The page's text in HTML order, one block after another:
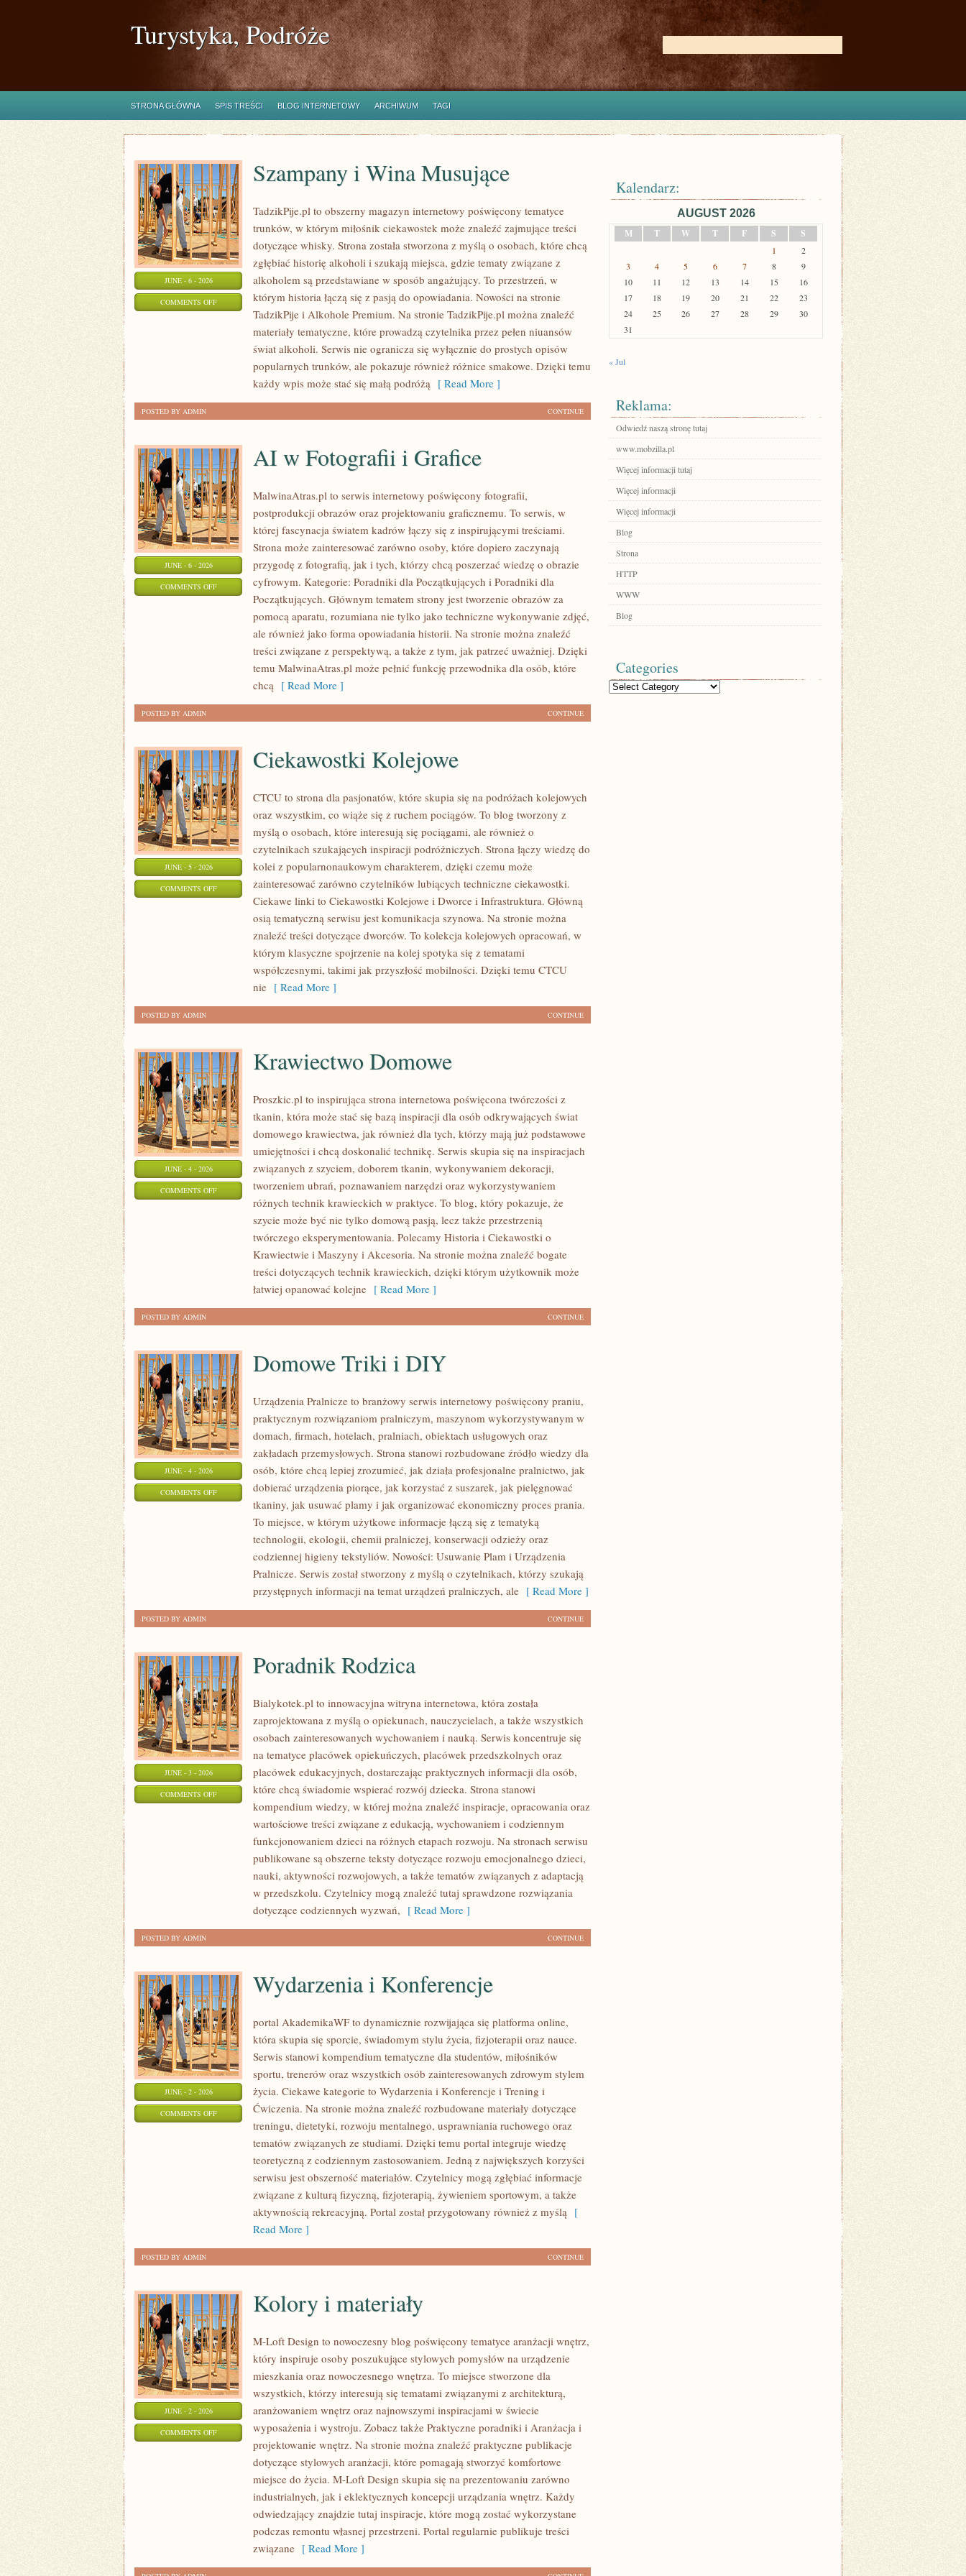
Turystyka, Podróże
STRONA GŁÓWNA SPIS TREŚCI BLOG INTERNETOWY ARCHIWUM TAGI
JUNE - 6 - 2026
COMMENTS OFFON
SZAMPANY
Szampany i Wina Musujące
TadzikPije.pl to obszerny magazyn internetowy poświęcony tematyce
trunków, w którym miłośnik ciekawostek może znaleźć zajmujące treści
dotyczące whisky. Strona została stworzona z myślą o osobach, które chcą
zgłębiać historię alkoholi i szukają miejsca, gdzie tematy związane z
alkoholem są przedstawiane w sposób angażujący. To przestrzeń, w
którym historia łączą się z pasją do opowiadania. Nowości na stronie
TadzikPije i Alkohole Premium. Na stronie TadzikPije.pl można znaleźć
materiały tematyczne, które prowadzą czytelnika przez pełen niuansów
świat alkoholi. Serwis nie ogranicza się wyłącznie do prostych opisów
popularnych trunków, ale pokazuje również różnice smakowe. Dzięki temu
każdy wpis może stać się małą podróżą [ Read More ]
CONTINUE
POSTED BY ADMIN
JUNE - 6 - 2026
COMMENTS OFFON
FOTOGRAFII
AI w Fotografii i Grafice
MalwinaAtras.pl to serwis internetowy poświęcony fotografii,
postprodukcji obrazów oraz projektowaniu graficznemu. To serwis, w
której fascynacja światem kadrów łączy się z inspirującymi treściami.
Strona może zainteresować zarówno osoby, które dopiero zaczynają
przygodę z fotografią, jak i tych, którzy chcą poszerzać wiedzę o obrazie
cyfrowym. Kategorie: Poradniki dla Początkujących i Poradniki dla
Początkujących. Głównym tematem strony jest tworzenie obrazów za
pomocą aparatu, rozumiana nie tylko jako techniczne wykonywanie zdjęć,
ale również jako forma opowiadania historii. Na stronie można znaleźć
treści związane z perspektywą, a także z tym, jak patrzeć uważniej. Dzięki
temu MalwinaAtras.pl może pełnić funkcję przewodnika dla osób, które
chcą [ Read More ]
CONTINUE
POSTED BY ADMIN
JUNE - 5 - 2026
COMMENTS OFFON
CIEKAWOSTKI
Ciekawostki Kolejowe
CTCU to strona dla pasjonatów, które skupia się na podróżach kolejowych
oraz wszystkim, co wiąże się z ruchem pociągów. To blog tworzony z
myślą o osobach, które interesują się pociągami, ale również o
czytelnikach szukających inspiracji podróżniczych. Strona łączy wiedzę do
kolei z popularnonaukowym charakterem, dzięki czemu może
zainteresować zarówno czytelników lubiących techniczne ciekawostki.
Ciekawe linki to Ciekawostki Kolejowe i Dworce i Infrastruktura. Główną
osią tematyczną serwisu jest komunikacja szynowa. Na stronie można
znaleźć treści dotyczące dworców. To kolekcja kolejowych opracowań, w
którym klasyczne spojrzenie na kolej spotyka się z tematami
współczesnymi, takimi jak przyszłość mobilności. Dzięki temu CTCU
nie [ Read More ]
CONTINUE
POSTED BY ADMIN
JUNE - 4 - 2026
COMMENTS OFFON
KRAWIECTWO
Krawiectwo Domowe
Proszkic.pl to inspirująca strona internetowa poświęcona twórczości z
tkanin, która może stać się bazą inspiracji dla osób odkrywających świat
domowego krawiectwa, jak również dla tych, którzy mają już podstawowe
umiejętności i chcą doskonalić technikę. Serwis skupia się na inspiracjach
związanych z szyciem, doborem tkanin, wykonywaniem dekoracji,
tworzeniem ubrań, poznawaniem narzędzi oraz wykorzystywaniem
różnych technik krawieckich w praktyce. To blog, który pokazuje, że
szycie może być nie tylko domową pasją, lecz także przestrzenią
twórczego eksperymentowania. Polecamy Historia i Ciekawostki o
Krawiectwie i Maszyny i Akcesoria. Na stronie można znaleźć bogate
treści dotyczących technik krawieckich, dzięki którym użytkownik może
łatwiej opanować kolejne [ Read More ]
CONTINUE
POSTED BY ADMIN
JUNE - 4 - 2026
COMMENTS OFFON
Domowe Triki i DIY
Urządzenia Pralnicze to branżowy serwis internetowy poświęcony praniu,
praktycznym rozwiązaniom pralniczym, maszynom wykorzystywanym w
domach, firmach, hotelach, pralniach, obiektach usługowych oraz
zakładach przemysłowych. Strona stanowi rozbudowane źródło wiedzy dla
osób, które chcą lepiej zrozumieć, jak działa profesjonalne pralnictwo, jak
dobierać urządzenia piorące, jak korzystać z suszarek, jak pielęgnować
tkaniny, jak usuwać plamy i jak organizować ekonomiczny proces prania.
To miejsce, w którym użytkowe informacje łączą się z tematyką
technologii, ekologii, chemii pralniczej, konserwacji odzieży oraz
codziennej higieny tekstyliów. Nowości: Usuwanie Plam i Urządzenia
Pralnicze. Serwis został stworzony z myślą o czytelnikach, którzy szukają
przystępnych informacji na temat urządzeń pralniczych, ale [ Read More ]
CONTINUE
POSTED BY ADMIN
JUNE - 3 - 2026
COMMENTS OFFON
Poradnik Rodzica
Bialykotek.pl to innowacyjna witryna internetowa, która została
zaprojektowana z myślą o opiekunach, nauczycielach, a także wszystkich
osobach zainteresowanych wychowaniem i nauką. Serwis koncentruje się
na tematyce placówek opiekuńczych, placówek przedszkolnych oraz
placówek edukacyjnych, dostarczając praktycznych informacji dla osób,
które chcą świadomie wspierać rozwój dziecka. Strona stanowi
kompendium wiedzy, w której można znaleźć inspiracje, opracowania oraz
wartościowe treści związane z edukacją, wychowaniem i codziennym
funkcjonowaniem dzieci na różnych etapach rozwoju. Na stronach serwisu
publikowane są obszerne teksty dotyczące rozwoju emocjonalnego dzieci,
nauki, aktywności rozwojowych, a także tematów związanych z adaptacją
w przedszkolu. Czytelnicy mogą znaleźć tutaj sprawdzone rozwiązania
dotyczące codziennych wyzwań, [ Read More ]
CONTINUE
POSTED BY ADMIN
JUNE - 2 - 2026
COMMENTS OFFON
WYDARZENIA
KONFERENCJE
Wydarzenia i Konferencje
portal AkademikaWF to dynamicznie rozwijająca się platforma online,
która skupia się sporcie, świadomym stylu życia, fizjoterapii oraz nauce.
Serwis stanowi kompendium tematyczne dla studentów, miłośników
sportu, trenerów oraz wszystkich osób zainteresowanych zdrowym stylem
życia. Ciekawe kategorie to Wydarzenia i Konferencje i Trening i
Ćwiczenia. Na stronie można znaleźć rozbudowane materiały dotyczące
treningu, dietetyki, rozwoju mentalnego, usprawniania ruchowego oraz
tematów związanych ze studiami. Dzięki temu portal integruje wiedzę
teoretyczną z codziennym zastosowaniem. Jedną z największych korzyści
serwisu jest obszerność materiałów. Czytelnicy mogą zgłębiać informacje
związane z kulturą fizyczną, fizjoterapią, żywieniem sportowym, a także
aktywnością rekreacyjną. Portal został przygotowany również z myślą [
Read More ]
CONTINUE
POSTED BY ADMIN
JUNE - 2 - 2026
COMMENTS OFFON
MATERIAŁY
Kolory i materiały
M-Loft Design to nowoczesny blog poświęcony tematyce aranżacji wnętrz,
który inspiruje osoby poszukujące stylowych pomysłów na urządzenie
mieszkania oraz nowoczesnego wnętrza. To miejsce stworzone dla
wszystkich, którzy interesują się tematami związanymi z architekturą,
aranżowaniem wnętrz oraz najnowszymi inspiracjami w świecie
wyposażenia i wystroju. Zobacz także Praktyczne poradniki i Aranżacja i
projektowanie wnętrz. Na stronie można znaleźć praktyczne publikacje
dotyczące stylowych aranżacji, które pomagają stworzyć komfortowe
miejsce do życia. M-Loft Design skupia się na prezentowaniu zarówno
industrialnych, jak i eklektycznych koncepcji urządzania wnętrz. Każdy
odwiedzający znajdzie tutaj inspiracje, które mogą zostać wykorzystane
podczas remontu własnej przestrzeni. Portal regularnie publikuje treści
związane [ Read More ]
Kalendarz:
AUGUST 2026
M
T W T F S S
1
2
3
4 5 6 7 8
9
10
11 12 13 14 15
16
17
18 19 20 21 22
23
24
25 26 27 28 29
30
31
« Jul
Reklama:
Odwiedź naszą stronę tutaj
www.mobzilla.pl
Więcej informacji tutaj
Więcej informacji
Więcej informacji
Blog
Strona
HTTP
WWW
Blog
Categories
Categories